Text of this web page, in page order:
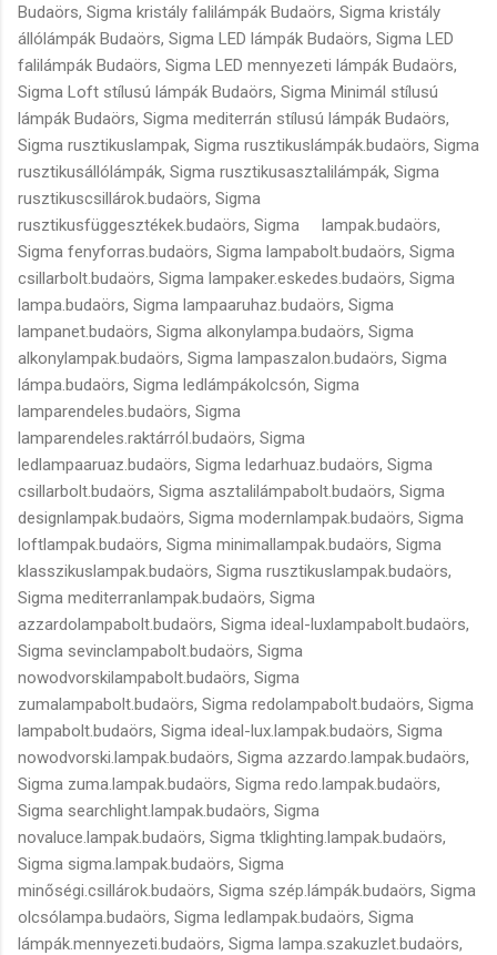
Budaörs, Sigma kristály falilámpák Budaörs, Sigma kristály
állólámpák Budaörs, Sigma LED lámpák Budaörs, Sigma LED
falilámpák Budaörs, Sigma LED mennyezeti lámpák Budaörs,
Sigma Loft stílusú lámpák Budaörs, Sigma Minimál stílusú
lámpák Budaörs, Sigma mediterrán stílusú lámpák Budaörs,
Sigma rusztikuslampak, Sigma rusztikuslámpák.budaörs, Sigma
rusztikusállólámpák, Sigma rusztikusasztalilámpák, Sigma
rusztikuscsillárok.budaörs, Sigma
rusztikusfüggesztékek.budaörs, Sigma lampak.budaörs,
Sigma fenyforras.budaörs, Sigma lampabolt.budaörs, Sigma
csillarbolt.budaörs, Sigma lampaker.eskedes.budaörs, Sigma
lampa.budaörs, Sigma lampaaruhaz.budaörs, Sigma
lampanet.budaörs, Sigma alkonylampa.budaörs, Sigma
alkonylampak.budaörs, Sigma lampaszalon.budaörs, Sigma
lámpa.budaörs, Sigma ledlámpákolcsón, Sigma
lamparendeles.budaörs, Sigma
lamparendeles.raktárról.budaörs, Sigma
ledlampaaruaz.budaörs, Sigma ledarhuaz.budaörs, Sigma
csillarbolt.budaörs, Sigma asztalilámpabolt.budaörs, Sigma
designlampak.budaörs, Sigma modernlampak.budaörs, Sigma
loftlampak.budaörs, Sigma minimallampak.budaörs, Sigma
klasszikuslampak.budaörs, Sigma rusztikuslampak.budaörs,
Sigma mediterranlampak.budaörs, Sigma
azzardolampabolt.budaörs, Sigma ideal-luxlampabolt.budaörs,
Sigma sevinclampabolt.budaörs, Sigma
nowodvorskilampabolt.budaörs, Sigma
zumalampabolt.budaörs, Sigma redolampabolt.budaörs, Sigma
lampabolt.budaörs, Sigma ideal-lux.lampak.budaörs, Sigma
nowodvorski.lampak.budaörs, Sigma azzardo.lampak.budaörs,
Sigma zuma.lampak.budaörs, Sigma redo.lampak.budaörs,
Sigma searchlight.lampak.budaörs, Sigma
novaluce.lampak.budaörs, Sigma tklighting.lampak.budaörs,
Sigma sigma.lampak.budaörs, Sigma
minőségi.csillárok.budaörs, Sigma szép.lámpák.budaörs, Sigma
olcsólampa.budaörs, Sigma ledlampak.budaörs, Sigma
lámpák.mennyezeti.budaörs, Sigma lampa.szakuzlet.budaörs,